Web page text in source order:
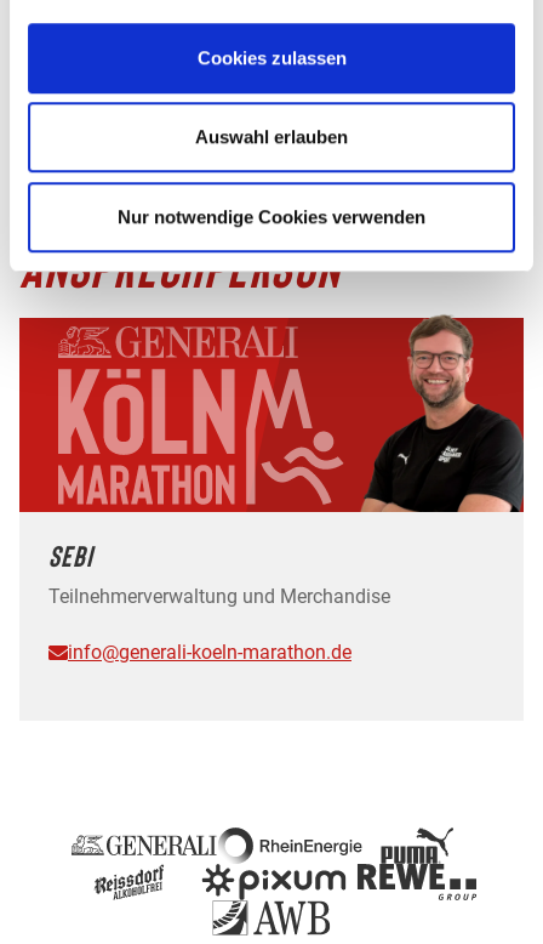
Cookies zulassen
Auswahl erlauben
Nur notwendige Cookies verwenden
Die Unternehmensanmeldung gilt ab 10 Anmeldungen.
Unternehmensanmeldung
ANSPRECHPERSON
SEBI
Teilnehmerverwaltung und Merchandise
info@generali-koeln-marathon.de